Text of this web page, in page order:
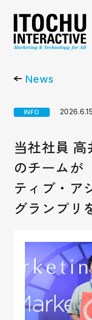
News
INFO 2026.6.15
当社社員 高
のチームが
ティブ・ア
グランプリ